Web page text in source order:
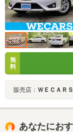
無
料
販売店： ＷＥＣＡＲ
あなたにお